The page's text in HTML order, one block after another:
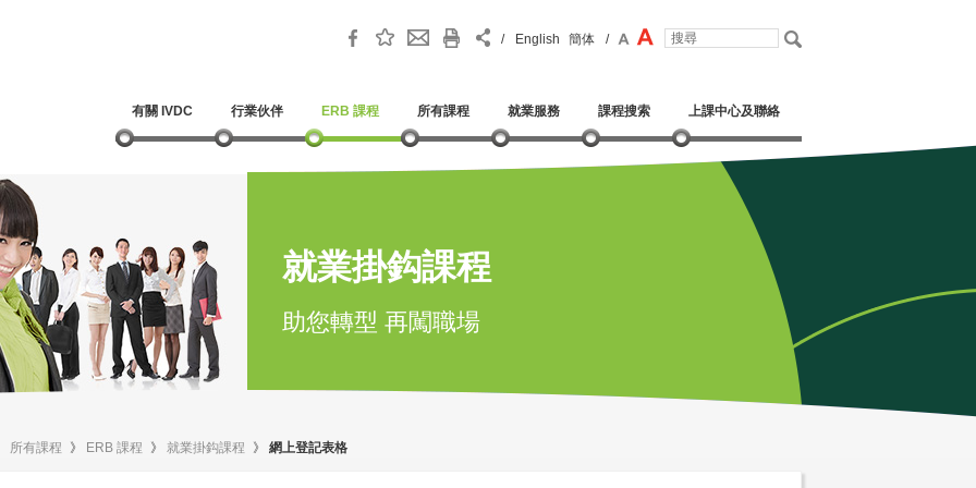
/ English 簡体 /
有關 IVDC 行業伙伴 ERB 課程 所有課程 就業服務 課程搜索 上課中心及聯絡
就業掛鈎課程
助您轉型 再闖職場
所有課程 》 ERB 課程 》 就業掛鈎課程 》 網上登記表格